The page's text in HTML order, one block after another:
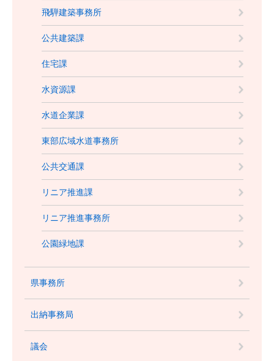
飛騨建築事務所
公共建築課
住宅課
水資源課
水道企業課
東部広域水道事務所
公共交通課
リニア推進課
リニア推進事務所
公園緑地課
県事務所
出納事務局
議会